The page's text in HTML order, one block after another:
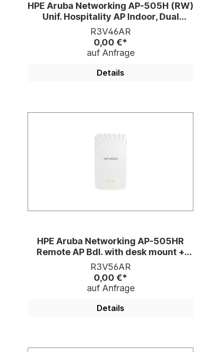
HPE Aruba Networking AP-505H (RW)
Unif. Hospitality AP Indoor, Dual
Radio,WiFi 6
R3V46AR
0,00 €*
auf Anfrage
Details
HPE Aruba Networking AP-505HR
Remote AP Bdl. with desk mount +
power ad.
R3V56AR
0,00 €*
auf Anfrage
Details